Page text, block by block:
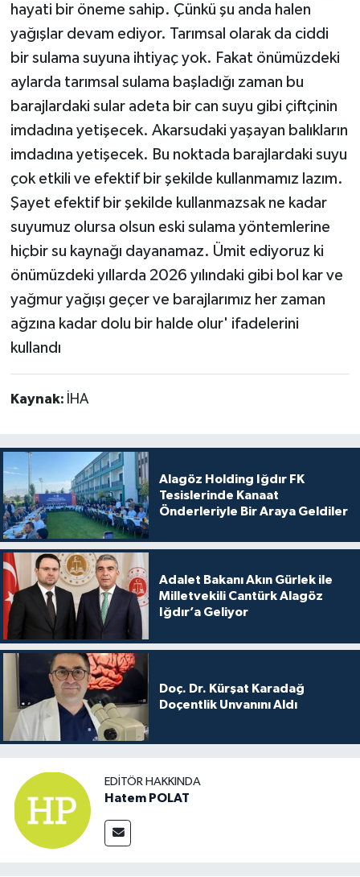
hayati bir öneme sahip. Çünkü şu anda halen
yağışlar devam ediyor. Tarımsal olarak da ciddi
bir sulama suyuna ihtiyaç yok. Fakat önümüzdeki
aylarda tarımsal sulama başladığı zaman bu
barajlardaki sular adeta bir can suyu gibi çiftçinin
imdadına yetişecek. Akarsudaki yaşayan balıkların
imdadına yetişecek. Bu noktada barajlardaki suyu
çok etkili ve efektif bir şekilde kullanmamız lazım.
Şayet efektif bir şekilde kullanmazsak ne kadar
suyumuz olursa olsun eski sulama yöntemlerine
hiçbir su kaynağı dayanamaz. Ümit ediyoruz ki
önümüzdeki yıllarda 2026 yılındaki gibi bol kar ve
yağmur yağışı geçer ve barajlarımız her zaman
ağzına kadar dolu bir halde olur' ifadelerini
kullandı
Kaynak: İHA
Alagöz Holding Iğdır FK
Tesislerinde Kanaat
Önderleriyle Bir Araya Geldiler
Adalet Bakanı Akın Gürlek ile
Milletvekili Cantürk Alagöz
Iğdır’a Geliyor
Doç. Dr. Kürşat Karadağ
Doçentlik Unvanını Aldı
EDITÖR HAKKINDA
Hatem POLAT